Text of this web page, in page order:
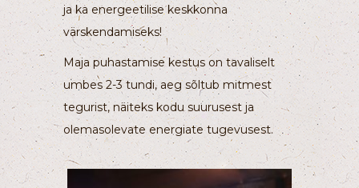
ja ka energeetilise keskkonna
värskendamiseks!
Maja puhastamise kestus on tavaliselt
umbes 2-3 tundi, aeg sõltub mitmest
tegurist, näiteks kodu suurusest ja
olemasolevate energiate tugevusest.